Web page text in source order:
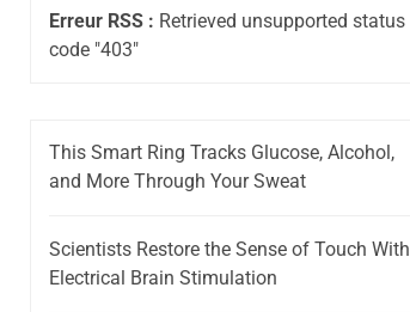
Erreur RSS : Retrieved unsupported status
code "403"
This Smart Ring Tracks Glucose, Alcohol,
and More Through Your Sweat
Scientists Restore the Sense of Touch With
Electrical Brain Stimulation